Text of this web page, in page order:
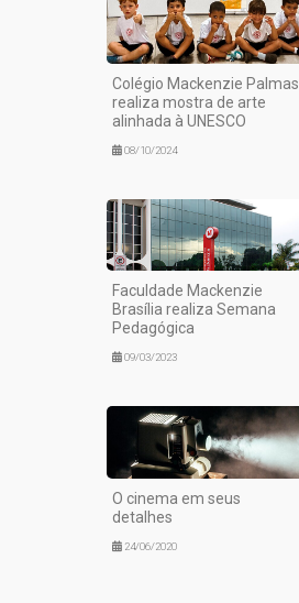
Colégio Mackenzie Palmas
realiza mostra de arte
alinhada à UNESCO
08/10/2024
Faculdade Mackenzie
Brasília realiza Semana
Pedagógica
09/03/2023
O cinema em seus
detalhes
24/06/2020